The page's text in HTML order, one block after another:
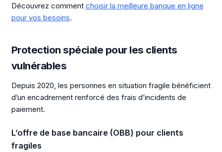
Découvrez comment choisir la meilleure banque en ligne
pour vos besoins.
Protection spéciale pour les clients
vulnérables
Depuis 2020, les personnes en situation fragile bénéficient
d’un encadrement renforcé des frais d’incidents de
paiement.
L’offre de base bancaire (OBB) pour clients
fragiles